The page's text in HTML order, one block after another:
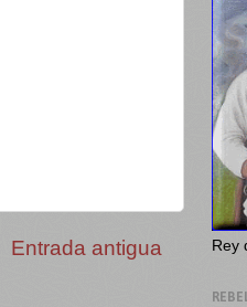
Entrada antigua Rey